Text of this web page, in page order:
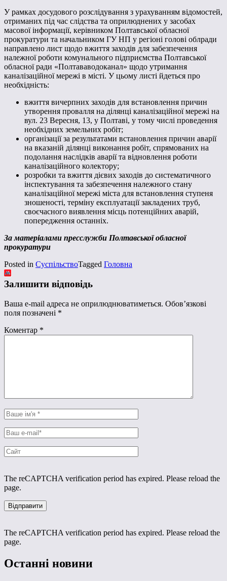
У рамках досудового розслідування з урахуванням відомостей,
отриманих під час слідства та оприлюднених у засобах
масової інформації, керівником Полтавської обласної
прокуратури та начальником ГУ НП у регіоні голові облради
направлено лист щодо вжиття заходів для забезпечення
належної роботи комунального підприємства Полтавської
обласної ради «Полтававодоканал» щодо утримання
каналізаційної мережі в місті. У цьому листі йдеться про
необхідність:
вжиття вичерпних заходів для встановлення причин
утворення провалля на ділянці каналізаційної мережі на
вул. 23 Вересня, 13, у Полтаві, у тому числі проведення
необхідних земельних робіт;
організації за результатами встановлення причин аварії
на вказаній ділянці виконання робіт, спрямованих на
подолання наслідків аварії та відновлення роботи
каналізаційного колектору;
розробки та вжиття дієвих заходів до систематичного
інспектування та забезпечення належного стану
каналізаційної мережі міста для встановлення ступеня
зношеності, терміну експлуатації закладених труб,
своєчасного виявлення місць потенційних аварій,
попередження останніх.
За матеріалами пресслужби Полтавської обласної
прокуратури
Posted in СуспільствоTagged Головна
Залишити відповідь
Ваша e-mail адреса не оприлюднюватиметься. Обов’язкові
поля позначені *
Коментар *
The reCAPTCHA verification period has expired. Please reload the
page.
The reCAPTCHA verification period has expired. Please reload the
page.
Останні новини